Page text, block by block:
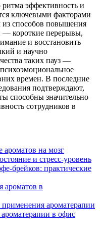
эффективность и
ключевыми факторами
способов повышения
— короткие перерывы,
и восстановить
и научно
таких пауз —
времен. В последние
подтверждают,
способны значительно
сотрудников в
ароматов на мозг
и стресс-уровень
брейков: практические
ароматов в
ароматерапии
в офис